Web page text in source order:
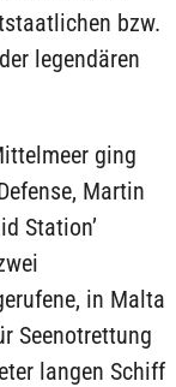
bzw.
legendären
ging
Martin
Station’
in Malta
Seenotrettung
langen Schiff